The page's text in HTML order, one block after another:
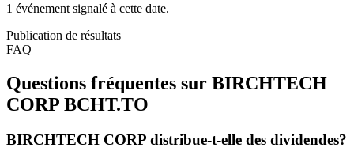
1 événement signalé à cette date.
Publication de résultats
FAQ
Questions fréquentes sur BIRCHTECH
CORP BCHT.TO
BIRCHTECH CORP distribue-t-elle des dividendes?